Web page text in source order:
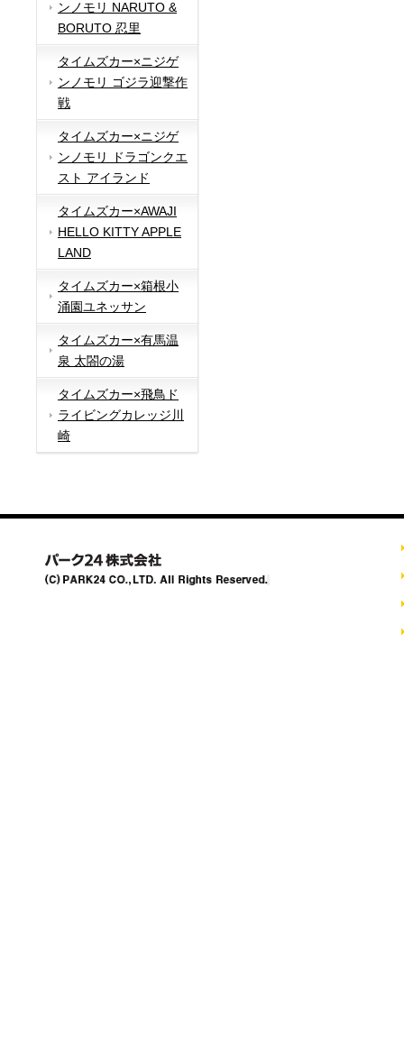
ンノモリ NARUTO &
BORUTO 忍里
タイムズカー×ニジゲ
ンノモリ ゴジラ迎撃作
戦
タイムズカー×ニジゲ
ンノモリ ドラゴンクエ
スト アイランド
タイムズカー×AWAJI
HELLO KITTY APPLE
LAND
タイムズカー×箱根小
涌園ユネッサン
タイムズカー×有馬温
泉 太閤の湯
タイムズカー×飛鳥ド
ライビングカレッジ川
崎